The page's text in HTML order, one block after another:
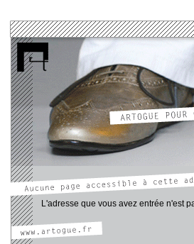
L'adresse que vous avez entrée n'est
www.pechadre-thomas.artogue.fr
www.atelier.artogue.fr
www.aymeric-dominique.artogue.fr
www.dailly-marc.artogue.fr
www.girard-adeline.artogue.fr
www.moncorge-vincent.artogue.fr
www.mota.artogue.fr
www.protti-romain.artogue.fr
www.rassat-virginie.artogue.fr
www.sarpedon-laurent.artogue.fr
www.slobo.artogue.fr
www.artogue.fr/galerie/galerie.htm
www.artogue.fr/blog_tog/blogArt.htm
www.artogue.fr/forumMembres/